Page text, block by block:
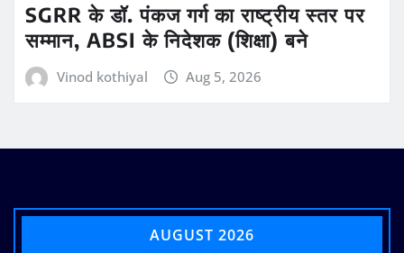
SGRR के डॉ. पंकज गर्ग का राष्ट्रीय स्तर पर
सम्मान, ABSI के निदेशक (शिक्षा) बने
Vinod kothiyal Aug 5, 2026
AUGUST 2026